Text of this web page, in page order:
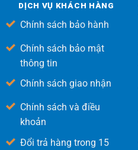
DỊCH VỤ KHÁCH HÀNG
Chính sách bảo hành
Chính sách bảo mật
thông tin
Chính sách giao nhận
Chính sách và điều
khoản
Đổi trả hàng trong 15